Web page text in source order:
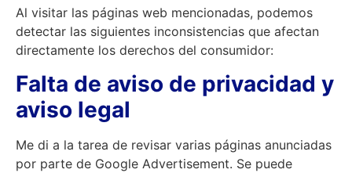
Al visitar las páginas web mencionadas, podemos
detectar las siguientes inconsistencias que afectan
directamente los derechos del consumidor:
Falta de aviso de privacidad y
aviso legal
Me di a la tarea de revisar varias páginas anunciadas
por parte de Google Advertisement. Se puede